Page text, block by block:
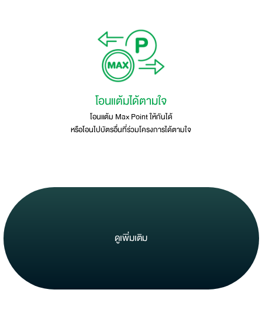
โอนแต้มได้ตามใจ
โอนแต้ม Max Point ให้กันได้
หรือโอนไปบัตรอื่นที่ร่วมโครงการได้ตามใจ
ดูเพิ่มเติม